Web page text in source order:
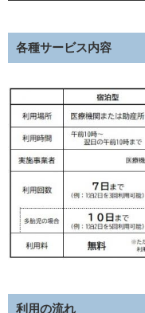
各種サービス内容
利用の流れ